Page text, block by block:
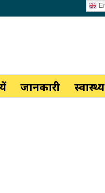
जानकारी स्वास्थ्य